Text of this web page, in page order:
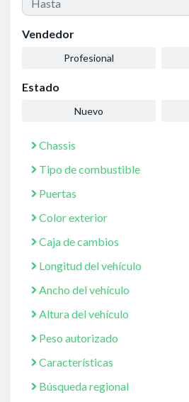
Vendedor
Profesional
Estado
Nuevo
Chassis
Tipo de combustible
Puertas
Color exterior
Caja de cambios
Longitud del vehículo
Ancho del vehículo
Altura del vehículo
Peso autorizado
Características
Búsqueda regional